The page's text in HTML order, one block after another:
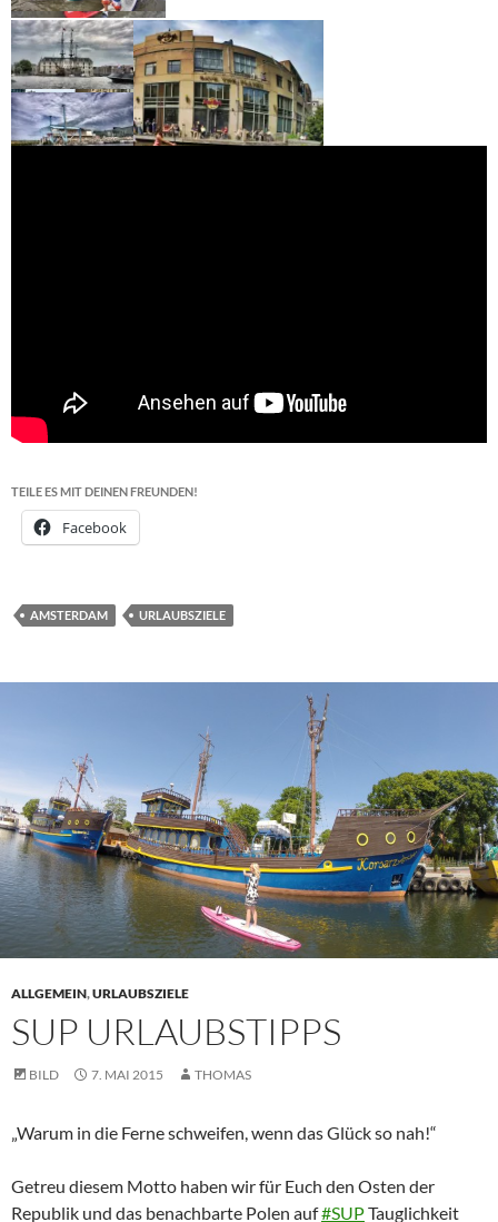
TEILE ES MIT DEINEN FREUNDEN!
Facebook
AMSTERDAM URLAUBSZIELE
ALLGEMEIN,URLAUBSZIELE
SUP URLAUBSTIPPS
BILD 7. MAI 2015 THOMAS
„Warum in die Ferne schweifen, wenn das Glück so nah!“
Getreu diesem Motto haben wir für Euch den Osten der
Republik und das benachbarte Polen auf‪#‎SUP‬Tauglichkeit